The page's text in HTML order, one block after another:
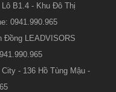
B1.4 - Khu Đô Thị
0941.990.965
Đồng LEADVISORS
- 136 Hồ Tùng Mậu -